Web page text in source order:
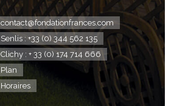
contact@fondationfrances.com
Senlis : +33 (0) 344 562 135
Clichy : + 33 (0) 174 714 666
Plan
Horaires